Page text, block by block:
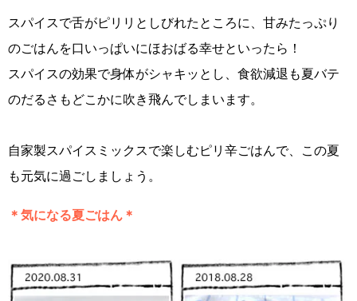
スパイスで舌がピリリとしびれたところに、甘みたっぷり
のごはんを口いっぱいにほおばる幸せといったら！
スパイスの効果で身体がシャキッとし、食欲減退も夏バテ
のだるさもどこかに吹き飛んでしまいます。
自家製スパイスミックスで楽しむピリ辛ごはんで、この夏
も元気に過ごしましょう。
＊気になる夏ごはん＊